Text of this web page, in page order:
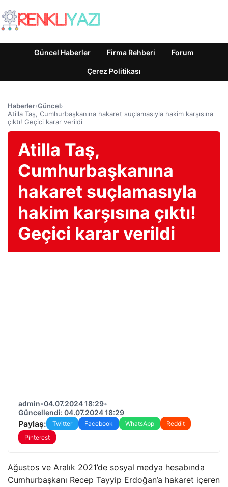
Güncel Haberler Firma Rehberi Forum
Çerez Politikası
Haberler›Güncel›
Atilla Taş, Cumhurbaşkanına hakaret suçlamasıyla hakim karşısına
çıktı! Geçici karar verildi
Atilla Taş,
Cumhurbaşkanına
hakaret suçlamasıyla
hakim karşısına çıktı!
Geçici karar verildi
admin•04.07.2024 18:29•
Güncellendi: 04.07.2024 18:29
Paylaş: Twitter Facebook WhatsApp
Reddit
Pinterest
Ağustos ve Aralık 2021’de sosyal medya hesabında
Cumhurbaşkanı Recep Tayyip Erdoğan’a hakaret içeren